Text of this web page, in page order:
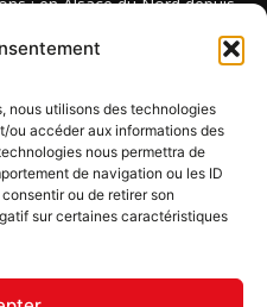
nous utilisons des technologies
ou accéder aux informations des
nous permettra de
de navigation ou les ID
ou de retirer son
sur certaines caractéristiques
Molsheim-Erstein depuis
et Plaine depuis 2023.
NOUS
la newsletter